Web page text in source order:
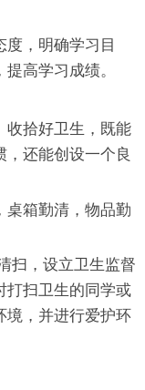
，明确学习目
高学习成绩。
收拾好卫生，既能
还能创设一个良
桌箱勤清，物品勤
扫，设立卫生监督
打扫卫生的同学或
境，并进行爱护环